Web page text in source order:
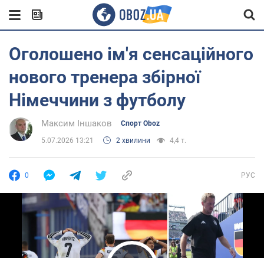
Оголошено ім'я сенсаційного
нового тренера збірної
Німеччини з футболу
Максим Іншаков Спорт Oboz
5.07.2026 13:21 2 хвилини 4,4 т.
0 РУС